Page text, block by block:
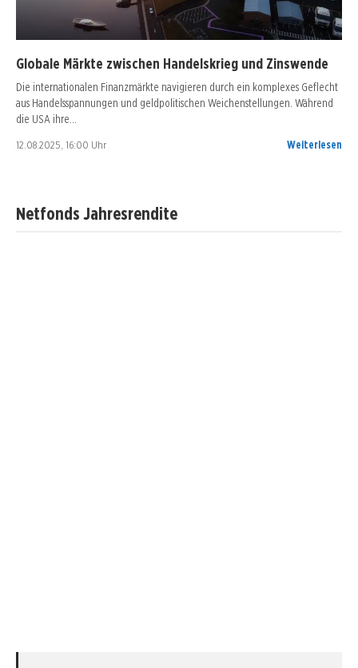
Globale Märkte zwischen Handelskrieg und Zinswende
Die internationalen Finanzmärkte navigieren durch ein komplexes Geflecht
aus Handelsspannungen und geldpolitischen Weichenstellungen. Während
die USA ihre…
12.08.2025, 16:00 Uhr Weiterlesen
Netfonds Jahresrendite